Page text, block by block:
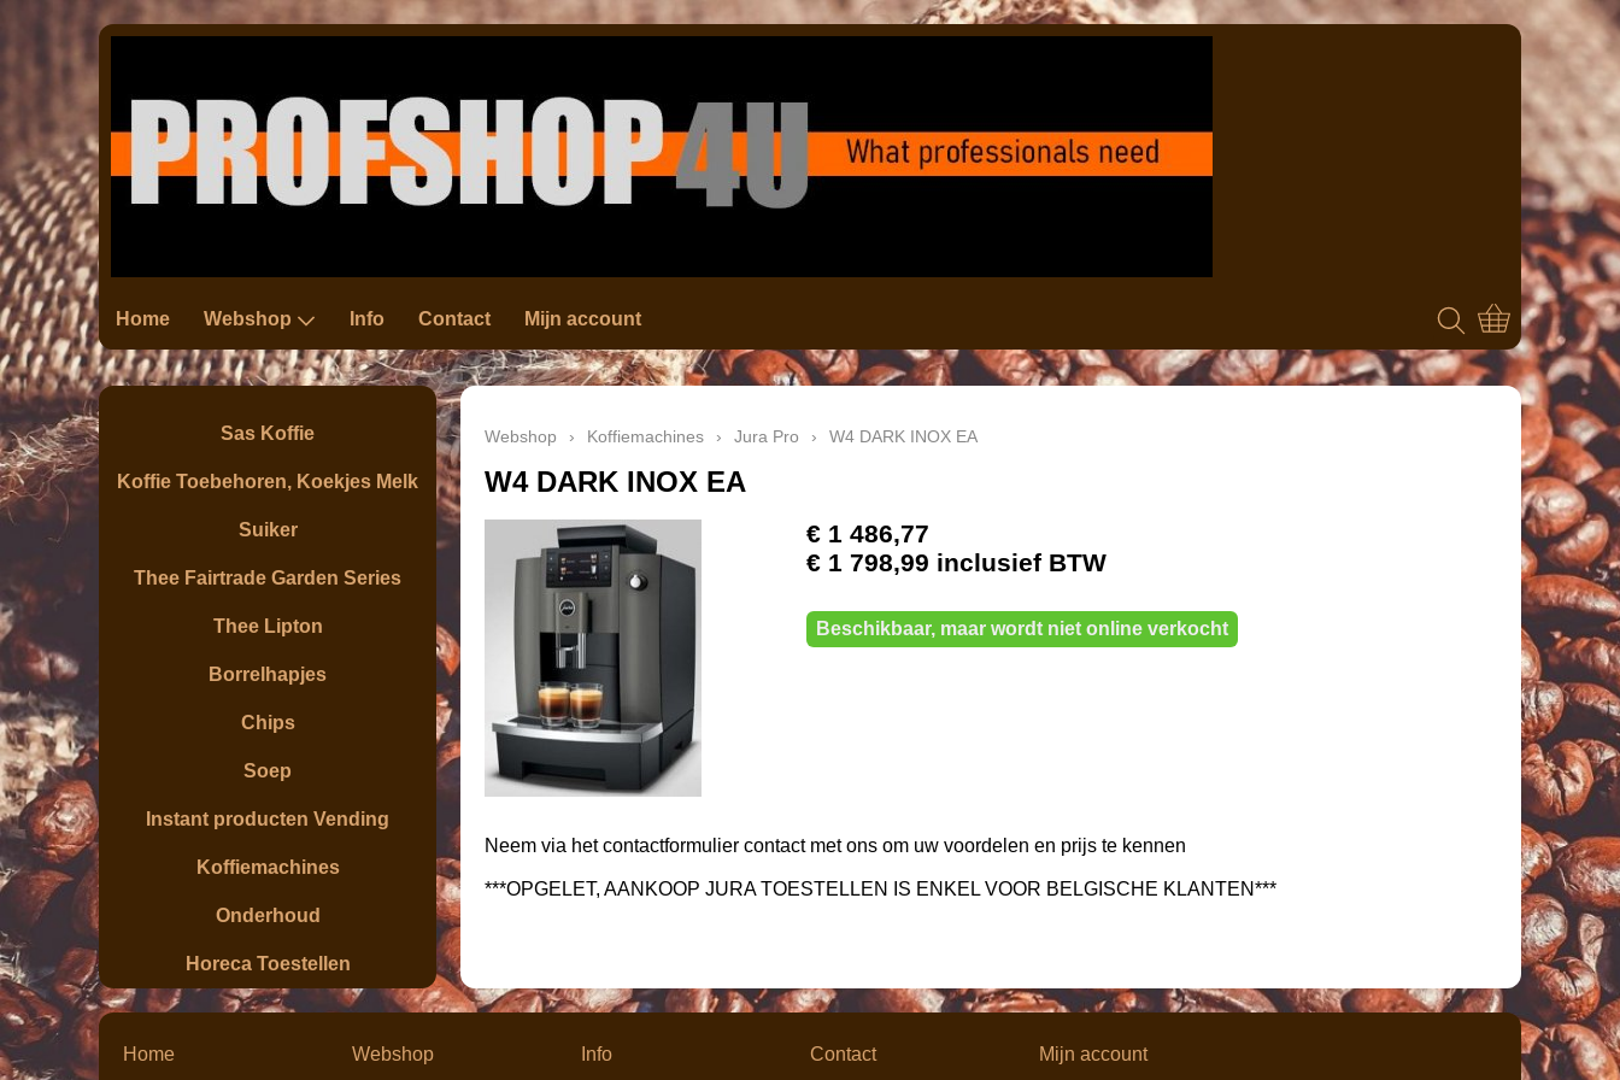
Home Webshop Info Contact Mijn account
Sas Koffie
Koffie Toebehoren, Koekjes Melk
Suiker
Thee Fairtrade Garden Series
Thee Lipton
Borrelhapjes
Chips
Soep
Instant producten Vending
Koffiemachines
Onderhoud
Horeca Toestellen
Webshop › Koffiemachines › Jura Pro › W4 DARK INOX EA
W4 DARK INOX EA
€ 1 486,77
€ 1 798,99 inclusief BTW
Beschikbaar, maar wordt niet online verkocht
Neem via het contactformulier contact met ons om uw voordelen en prijs te kennen
***OPGELET, AANKOOP JURA TOESTELLEN IS ENKEL VOOR BELGISCHE KLANTEN***
Home Webshop Info Contact Mijn account